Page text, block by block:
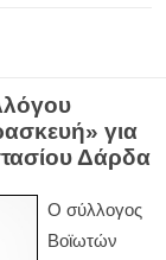
για
Δάρδα
Ο σύλλογος
Βοϊωτών